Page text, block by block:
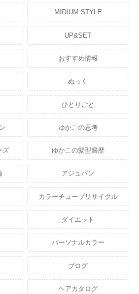
MIDIUM STYLE
UP&SET
おすすめ情報
ぬっく
ひとりごと
ゆかこの思考
ズ ゆかこの髪型遍歴
アジュバン
カラーチューブリサイクル
ダイエット
パーソナルカラー
ブログ
ヘアカタログ